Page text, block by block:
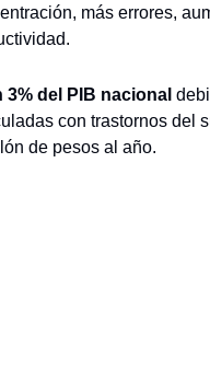
más errores,
del PIB nacional
con trastornos del
de pesos al año.